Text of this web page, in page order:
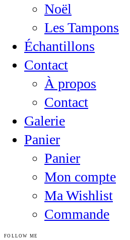
Noël
Les Tampons
Échantillons
Contact
À propos
Contact
Galerie
Panier
Panier
Mon compte
Ma Wishlist
Commande
FOLLOW ME